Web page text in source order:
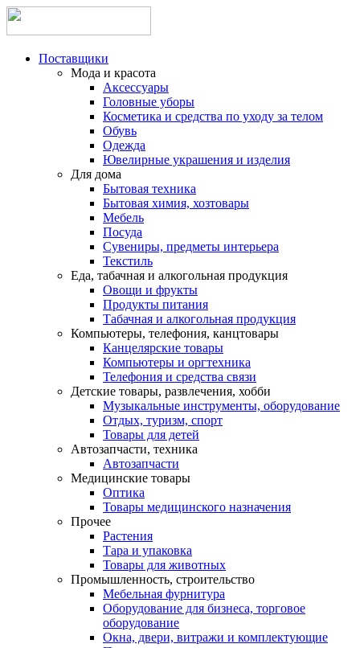
Поставщики
Мода и красота
Аксессуары
Головные уборы
Косметика и средства по уходу за телом
Обувь
Одежда
Ювелирные украшения и изделия
Для дома
Бытовая техника
Бытовая химия, хозтовары
Мебель
Посуда
Сувениры, предметы интерьера
Текстиль
Еда, табачная и алкогольная продукция
Овощи и фрукты
Продукты питания
Табачная и алкогольная продукция
Компьютеры, телефония, канцтовары
Канцелярские товары
Компьютеры и оргтехника
Телефония и средства связи
Детские товары, развлечения, хобби
Музыкальные инструменты, оборудование
Отдых, туризм, спорт
Товары для детей
Автозапчасти, техника
Автозапчасти
Медицинские товары
Оптика
Товары медицинского назначения
Прочее
Растения
Тара и упаковка
Товары для животных
Промышленность, строительство
Мебельная фурнитура
Оборудование для бизнеса, торговое
оборудование
Окна, двери, витражи и комплектующие